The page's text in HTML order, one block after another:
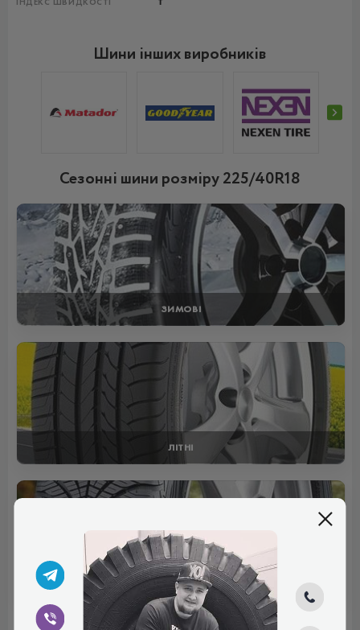
Шини інших виробників
Сезонні шини розміру 225/40R18
ЗИМОВІ
ЛІТНІ
ВСЕСЕЗОННІ